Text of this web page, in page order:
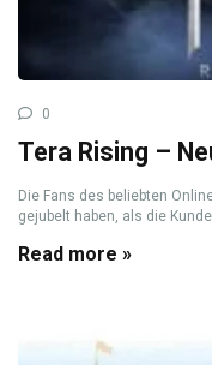
0
Tera Rising –
Die Fans des beliebten
gejubelt haben, als die
Read more »